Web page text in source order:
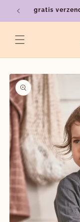
naar de
content
gratis
direct naar